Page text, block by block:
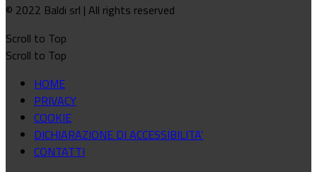
© 2022 Baldi srl | All rights reserved
Scroll to Top
Scroll to Top
HOME
PRIVACY
COOKIE
DICHIARAZIONE DI ACCESSIBILITA'
CONTATTI